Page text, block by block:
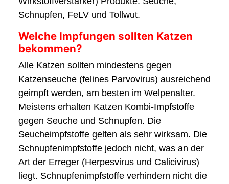
Schnupfen, FeLV und Tollwut.
Welche Impfungen sollten Katzen
bekommen?
Alle Katzen sollten mindestens gegen
Katzenseuche (felines Parvovirus) ausreichend
geimpft werden, am besten im Welpenalter.
Meistens erhalten Katzen Kombi-Impfstoffe
gegen Seuche und Schnupfen. Die
Seucheimpfstoffe gelten als sehr wirksam. Die
Schnupfenimpfstoffe jedoch nicht, was an der
Art der Erreger (Herpesvirus und Calicivirus)
liegt. Schnupfenimpfstoffe verhindern nicht die